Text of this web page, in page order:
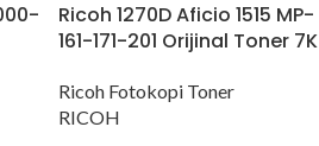
Ricoh 1270D Aficio 1515 MP-
161-171-201 Orijinal Toner 7K
Ricoh Fotokopi Toner
RICOH